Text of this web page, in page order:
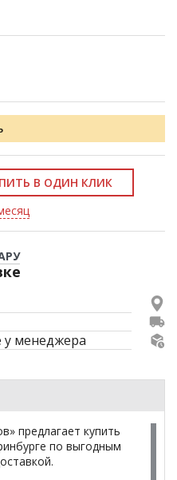
В ОДИН КЛИК
у менеджера
предлагает купить
по выгодным